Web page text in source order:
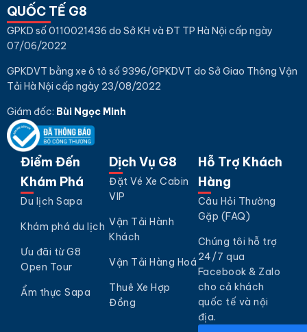
QUỐC TẾ G8
GPKD số 0110021436 do Sở KH và ĐT TP Hà Nội cấp ngày
07/06/2022
GPKDVT bằng xe ô tô số 9396/GPKDVT do Sở Giao Thông Vận
Tải Hà Nội cấp ngày 23/08/2022
Giám đốc: Bùi Ngọc Minh
Điểm Đến
Khám Phá
Du lịch Sapa
Khám phá du lịch
Ưu đãi từ G8
Open Tour
Ẩm thực Sapa
Dịch Vụ G8
Đặt Vé Xe Cabin
VIP
Vận Tải Hành
Khách
Vận Tải Hàng Hoá
Thuê Xe Hợp
Đồng
Hỗ Trợ Khách
Hàng
Câu Hỏi Thường
Gặp (FAQ)
Chúng tôi hỗ trợ
24/7 qua
Facebook & Zalo
cho cả khách
quốc tế và nội
địa.